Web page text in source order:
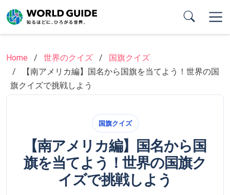
to
main
Home
世界のクイズ
国旗クイズ
【南アメリカ編】国名から国旗を当てよう！世界の国
旗クイズで挑戦しよう
国旗クイズ
【南アメリカ編】国名から国
旗を当てよう！世界の国旗ク
イズで挑戦しよう